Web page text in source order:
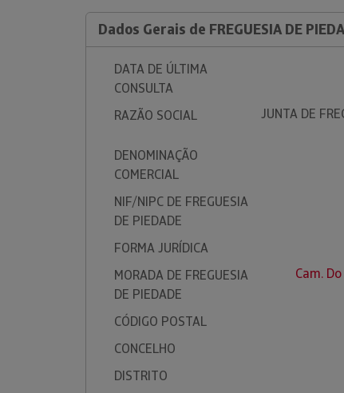
Dados Gerais de FREGUESIA DE
DATA DE ÚLTIMA
CONSULTA
RAZÃO SOCIAL
JUNTA DE
DENOMINAÇÃO
COMERCIAL
NIF/NIPC DE FREGUESIA
DE PIEDADE
FORMA JURÍDICA
MORADA DE FREGUESIA
DE PIEDADE
Cam.
CÓDIGO POSTAL
CONCELHO
DISTRITO